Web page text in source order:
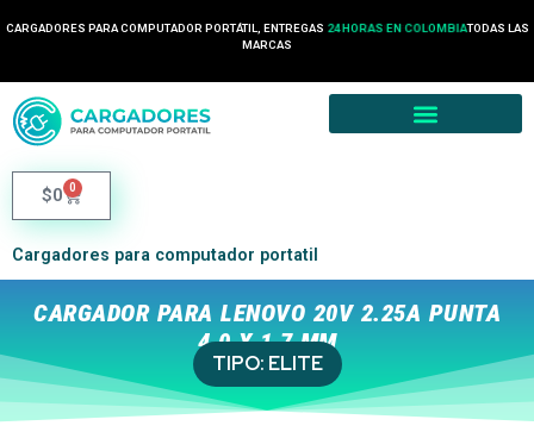
CARGADORES PARA COMPUTADOR PORTÁTIL, ENTREGAS 24 HORAS EN COLOMBIATODAS LAS
MARCAS
$0 0
Cargadores para computador portatil
CARGADOR PARA LENOVO 20V 2.25A PUNTA
4.0 X 1.7 MM
TIPO: ELITE